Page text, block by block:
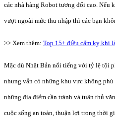
các nhà hàng Robot tương đối cao.
vượt ngoài mức thu nhập thì các bạn
>> Xem thêm: Top 15+ điều cấm kỵ khi
Mặc dù Nhật Bản nổi tiếng với tỷ lệ tội
nhưng vẫn có những khu vực không
những địa điểm cần tránh và tuân thủ
cuộc sống an toàn, thuận lợi trong thời